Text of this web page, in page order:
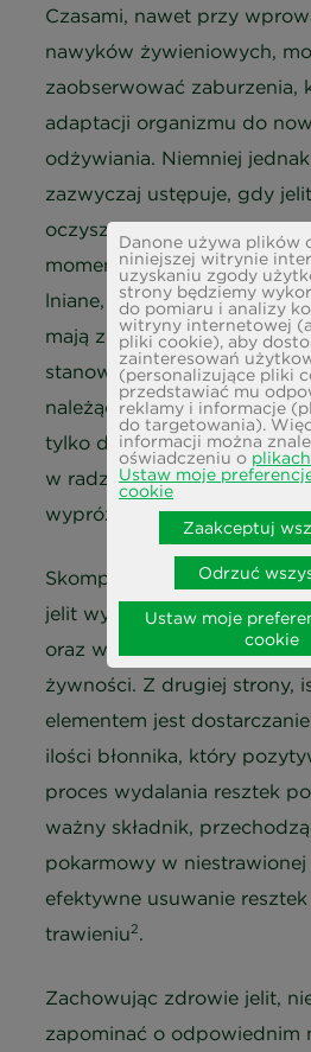
Czasami, nawet przy
nawyków żywieniowych,
zaobserwować zaburzenia,
adaptacji organizmu do
odżywiania. Niemniej
zazwyczaj ustępuje, gdy
oczyszczone z
momentach warto sięgnąć
lniane, babka płesznik,
mają zdolność wytwarzania
stanowiącego ochronną
należące do rozpuszczalnej
tylko działają osłonowo,
w radzeniu sobie z
wypróżnieniami.
Skomponowanie
jelit wymaga zredukowania
oraz wyeliminowania
żywności. Z drugiej strony,
elementem jest
ilości błonnika, który
proces wydalania resztek
ważny składnik,
pokarmowy w
efektywne usuwanie
trawieniu2.
Zachowując zdrowie jelit,
zapominać o odpowiednim
Danone używa plików
niniejszej witrynie
uzyskaniu zgody
strony będziemy
do pomiaru i analizy
witryny internetowej
pliki cookie), aby
zainteresowań
(personalizujące pliki
przedstawiać mu
reklamy i informacje
do targetowania).
informacji można
oświadczeniu o
Ustaw moje
cookie
Zaakceptuj
Odrzuć
Ustaw moje
cookie